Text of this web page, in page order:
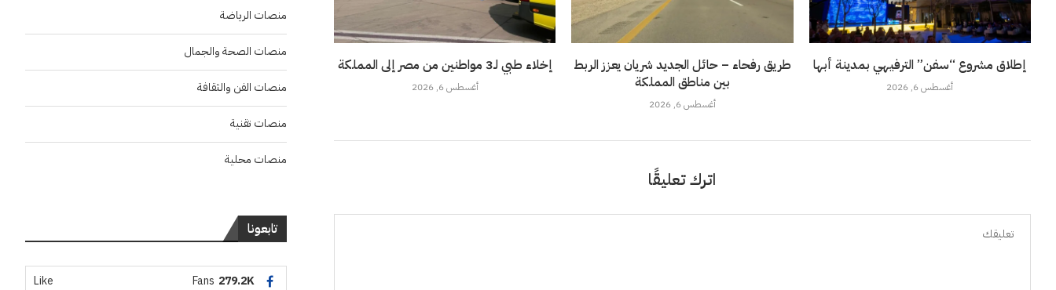
إخلاء طبي لـ3 مواطنين من مصر إلى المملكة
أغسطس 6, 2026
طريق رفحاء – حائل الجديد شريان يعزز الربط
بين مناطق المملكة
أغسطس 6, 2026
إطلاق مشروع “سفن” الترفيهي بمدينة أبها
أغسطس 6, 2026
اترك تعليقًا
منصات الرياضة
منصات الصحة والجمال
منصات الفن والثقافة
منصات تقنية
منصات محلية
تابعونا
279.2K
Fans
Like